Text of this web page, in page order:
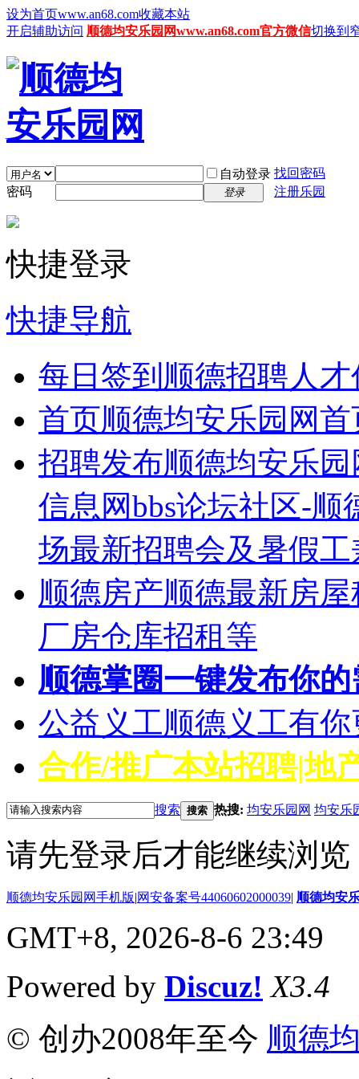
设为首页www.an68.com收藏本站
开启辅助访问 顺德均安乐园网www.an68.com官方微信切换到
自动登录 找回密码
密码
登录 注册乐园
快捷登录
快捷导航
每日签到 顺德招聘人
首页顺德均安乐园网首
招聘发布顺德均安乐
信息网bbs论坛社区-
场最新招聘会及暑假
顺德房产顺德最新房
厂房仓库招租等
顺德掌圈一键发布你
公益义工顺德义工有
合作/推广本站招聘|地
搜索 搜索 热搜: 均安乐园网 均安乐
请先登录后才能继续浏览
顺德均安乐园网手机版|网安备案号44060602000039| 顺德均安
GMT+8, 2026-8-6 23:49
Powered by Discuz! X3.4
© 创办2008年至今 顺德